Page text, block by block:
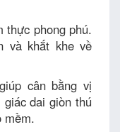
thực phong phú.
và khắt khe về
cân bằng vị
dai giòn thú
mềm.